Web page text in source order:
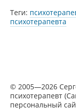
Теги:
психотерапевта
© 2005—2026
психотерапевт
персональный